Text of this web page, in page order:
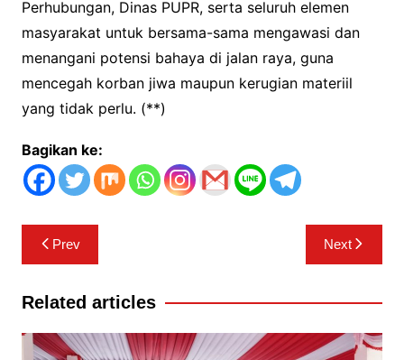
Perhubungan, Dinas PUPR, serta seluruh elemen
masyarakat untuk bersama-sama mengawasi dan
menangani potensi bahaya di jalan raya, guna
mencegah korban jiwa maupun kerugian materiil
yang tidak perlu. (**)
Bagikan ke:
Navigasi
pos
Prev Next
Related articles